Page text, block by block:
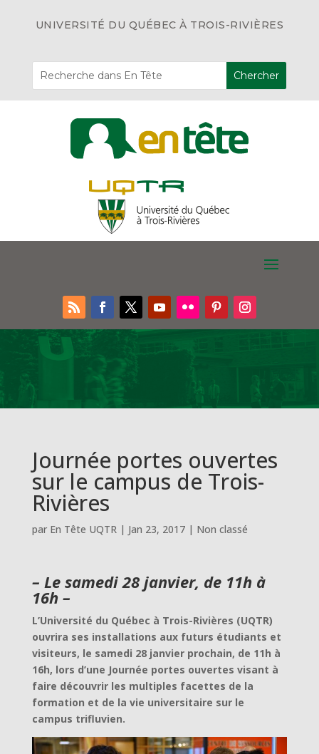
UNIVERSITÉ DU QUÉBEC À TROIS-RIVIÈRES
Journée portes ouvertes
sur le campus de Trois-
Rivières
par En Tête UQTR| Jan 23, 2017| Non classé
– Le samedi 28 janvier, de 11h à
16h –
L’Université du Québec à Trois-Rivières (UQTR)
ouvrira ses installations aux futurs étudiants et
visiteurs, le samedi 28 janvier prochain, de 11h à
16h, lors d’une Journée portes ouvertes visant à
faire découvrir les multiples facettes de la
formation et de la vie universitaire sur le
campus trifluvien.